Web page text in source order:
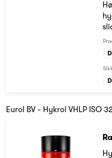
Eurol BV - Hykrol VHLP ISO